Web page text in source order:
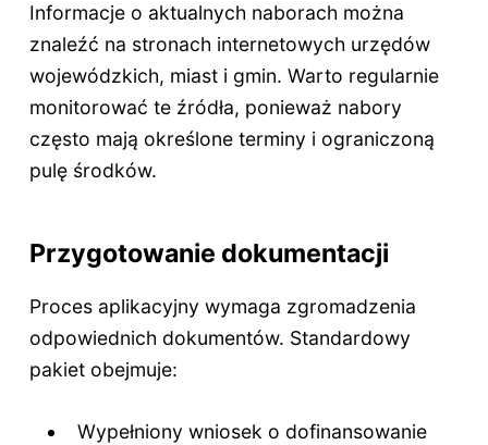
Informacje o aktualnych naborach można
znaleźć na stronach internetowych urzędów
wojewódzkich, miast i gmin. Warto regularnie
monitorować te źródła, ponieważ nabory
często mają określone terminy i ograniczoną
pulę środków.
Przygotowanie dokumentacji
Proces aplikacyjny wymaga zgromadzenia
odpowiednich dokumentów. Standardowy
pakiet obejmuje:
Wypełniony wniosek o dofinansowanie